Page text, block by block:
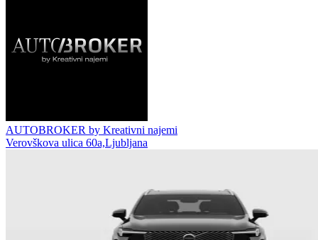
AUTOBROKER by Kreativni najemi
Verovškova ulica 60a,Ljubljana